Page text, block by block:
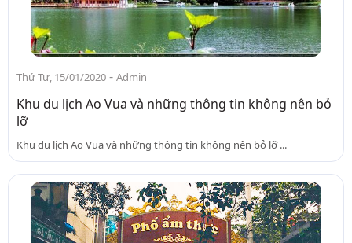
Thứ Tư, 15/01/2020 - Admin
Khu du lịch Ao Vua và những thông tin không nên bỏ
lỡ
Khu du lịch Ao Vua và những thông tin không nên bỏ lỡ ...